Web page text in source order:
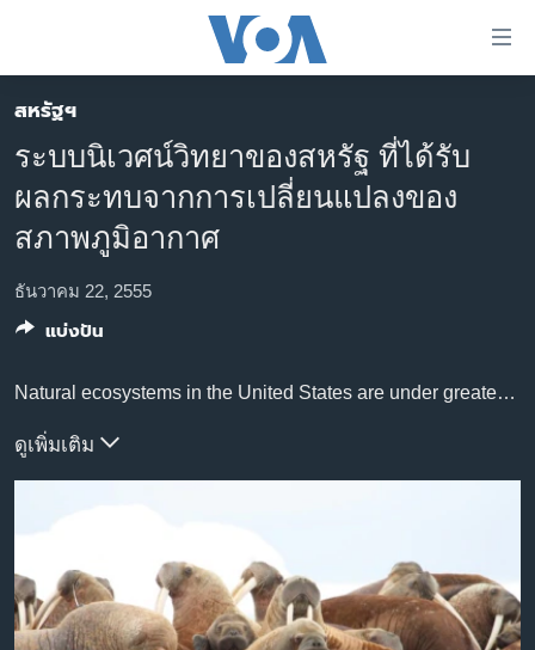
ต่อ
ไป
เนื้อหา
หลัก
ข้าม
ไป
หน้า
ไป
การ
หน้าหลัก
โลก
เอเชีย
สหรัฐฯ
ไทย
ธุรกิจ
วิทยาศาสตร์
สังคมและสุขภาพ
เรียนรู้ภาษาอังกฤษ
พอดคาสต์
สหรัฐฯ
ระบบนิเวศน์วิทยาของสหรัฐ ที่ได้รับ
ผลกระทบจากการเปลี่ยนแปลงของ
สภาพภูมิอากาศ
ธันวาคม 22, 2555
Natural ecosystems in the United States are under greater stress from climate change than at any previous time in human history, according to a new assessment by academic institutions public and private agencies. The report says these stressed ecosystems are also stressing wild plant and animal species and threatening the nation’s biodiversity.
ดูเพิ่มเติม
แบ่งปัน